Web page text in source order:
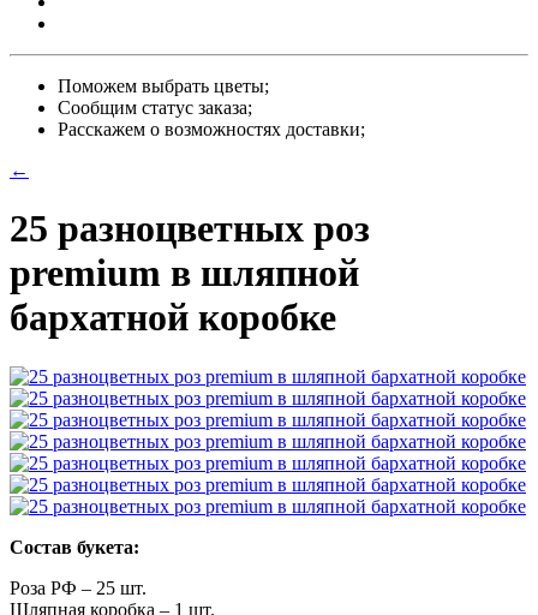
Поможем выбрать цветы;
Сообщим статус заказа;
Расскажем о возможностях доставки;
←
25 разноцветных роз
premium в шляпной
бархатной коробке
Состав букета:
Роза РФ – 25 шт.
Шляпная коробка – 1 шт.